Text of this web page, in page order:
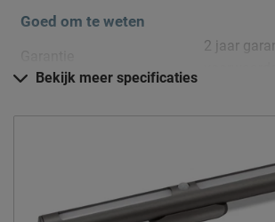
Goed om te weten
2 jaar
Beter Bed
Postbus
Bekijk meer specificaties